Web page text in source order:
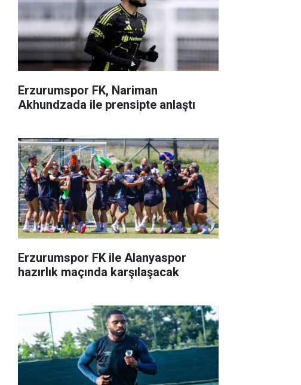
Erzurumspor FK, Nariman
Akhundzada ile prensipte anlaştı
Erzurumspor FK ile Alanyaspor
hazırlık maçında karşılaşacak